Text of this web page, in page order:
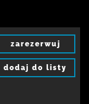
zarezerwuj
dodaj do listy